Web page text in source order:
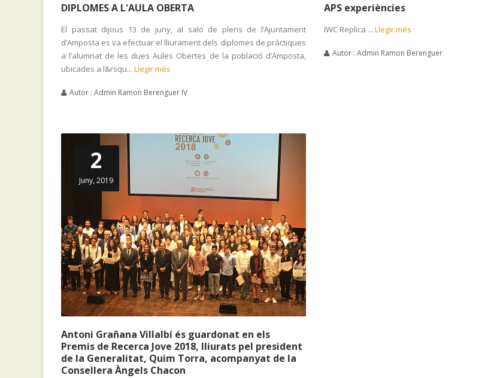
DIPLOMES A L'AULA OBERTA
El passat dijous 13 de juny, al saló de plens de l’Ajuntament
d’Amposta es va efectuar el lliurament dels diplomes de pràctiques
a l’alumnat de les dues Aules Obertes de la població d’Amposta,
ubicades a l&rsqu... Llegir més
Autor : Admin Ramon Berenguer IV
APS experiències
IWC Replica ... Llegir més
Autor : Admin Ramon Berenguer
2
Juny, 2019
Antoni Grañana Villalbí és guardonat en els
Premis de Recerca Jove 2018, lliurats pel president
de la Generalitat, Quim Torra, acompanyat de la
Consellera Àngels Chacon